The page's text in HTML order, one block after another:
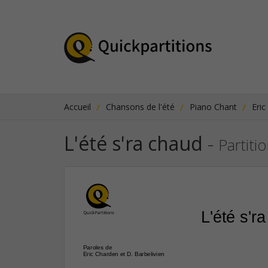
Accueil Chansons de l'été Piano Chant
L'été s'ra chaud -
Paroles de
Eric Charden et D. Barbelivien
L'été